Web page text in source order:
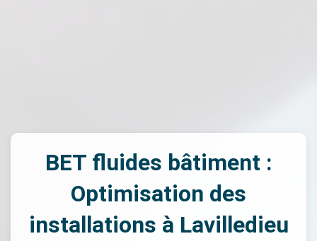
BET fluides bâtiment :
Optimisation des
installations à Lavilledieu